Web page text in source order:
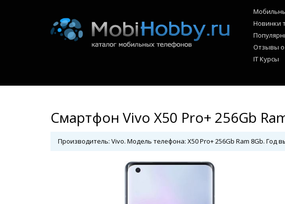
Новинки
Отзывы о
IT Курсы
Смартфон Vivo X50 Pro+ 256Gb
Производитель: Vivo. Модель телефона: X50 Pro+ 256Gb Ram 8Gb. Год